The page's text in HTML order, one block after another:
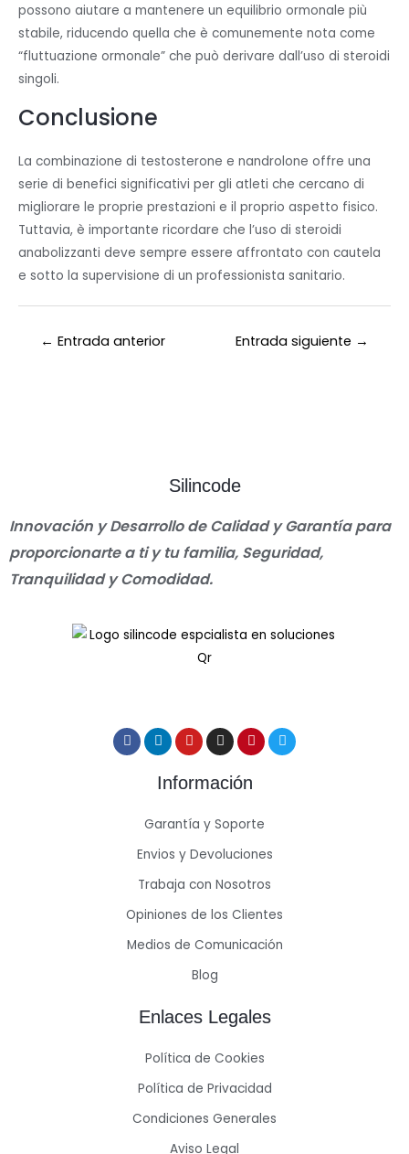
possono aiutare a mantenere un equilibrio ormonale più
stabile, riducendo quella che è comunemente nota come
“fluttuazione ormonale” che può derivare dall’uso di steroidi
singoli.
Conclusione
La combinazione di testosterone e nandrolone offre una
serie di benefici significativi per gli atleti che cercano di
migliorare le proprie prestazioni e il proprio aspetto fisico.
Tuttavia, è importante ricordare che l’uso di steroidi
anabolizzanti deve sempre essere affrontato con cautela
e sotto la supervisione di un professionista sanitario.
← Entrada anterior Entrada siguiente →
Silincode
Innovación y Desarrollo de Calidad y Garantía para
proporcionarte a ti y tu familia, Seguridad,
Tranquilidad y Comodidad.
Información
Garantía y Soporte
Envios y Devoluciones
Trabaja con Nosotros
Opiniones de los Clientes
Medios de Comunicación
Blog
Enlaces Legales
Política de Cookies
Política de Privacidad
Condiciones Generales
Aviso Legal